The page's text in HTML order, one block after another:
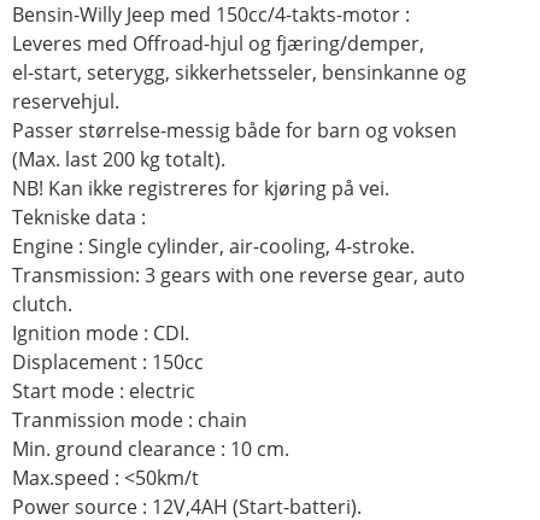
Bensin-Willy Jeep med 150cc/4-takts-motor :
Leveres med Offroad-hjul og fjæring/demper,
el-start, seterygg, sikkerhetsseler, bensinkanne og
reservehjul.
Passer størrelse-messig både for barn og voksen
(Max. last 200 kg totalt).
NB! Kan ikke registreres for kjøring på vei.
Tekniske data :
Engine : Single cylinder, air-cooling, 4-stroke.
Transmission: 3 gears with one reverse gear, auto
clutch.
Ignition mode : CDI.
Displacement : 150cc
Start mode : electric
Tranmission mode : chain
Min. ground clearance : 10 cm.
Max.speed : <50km/t
Power source : 12V,4AH (Start-batteri).